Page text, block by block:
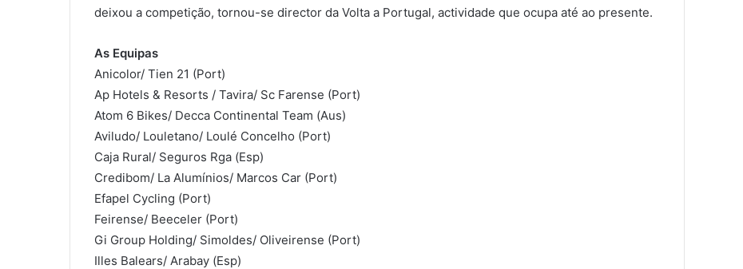
deixou a competição, tornou-se director da Volta a Portugal, actividade que ocupa até ao presente.
As Equipas
Anicolor/ Tien 21 (Port)
Ap Hotels & Resorts / Tavira/ Sc Farense (Port)
Atom 6 Bikes/ Decca Continental Team (Aus)
Aviludo/ Louletano/ Loulé Concelho (Port)
Caja Rural/ Seguros Rga (Esp)
Credibom/ La Alumínios/ Marcos Car (Port)
Efapel Cycling (Port)
Feirense/ Beeceler (Port)
Gi Group Holding/ Simoldes/ Oliveirense (Port)
Illes Balears/ Arabay (Esp)